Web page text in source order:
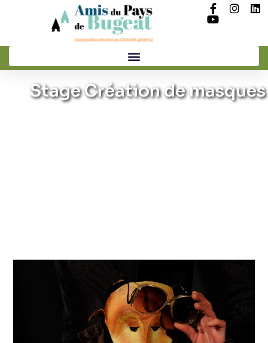
Stage Création de masques